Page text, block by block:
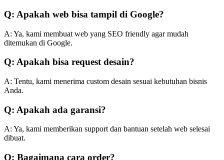
Q: Apakah web bisa tampil di Google?
A: Ya, kami membuat web yang SEO friendly agar mudah
ditemukan di Google.
Q: Apakah bisa request desain?
A: Tentu, kami menerima custom desain sesuai kebutuhan bisnis
Anda.
Q: Apakah ada garansi?
A: Ya, kami memberikan support dan bantuan setelah web selesai
dibuat.
Q: Bagaimana cara order?